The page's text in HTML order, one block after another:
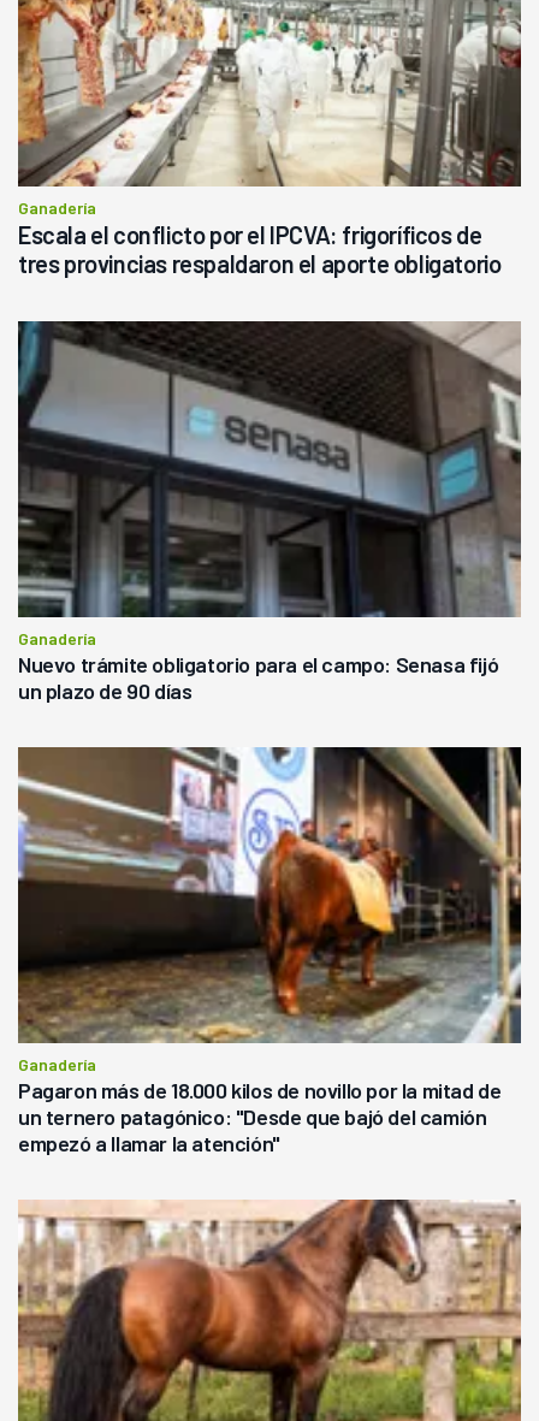
Ganadería
Escala el conflicto por el IPCVA: frigoríficos de
tres provincias respaldaron el aporte obligatorio
Ganadería
Nuevo trámite obligatorio para el campo: Senasa fijó
un plazo de 90 días
Ganadería
Pagaron más de 18.000 kilos de novillo por la mitad de
un ternero patagónico: "Desde que bajó del camión
empezó a llamar la atención"